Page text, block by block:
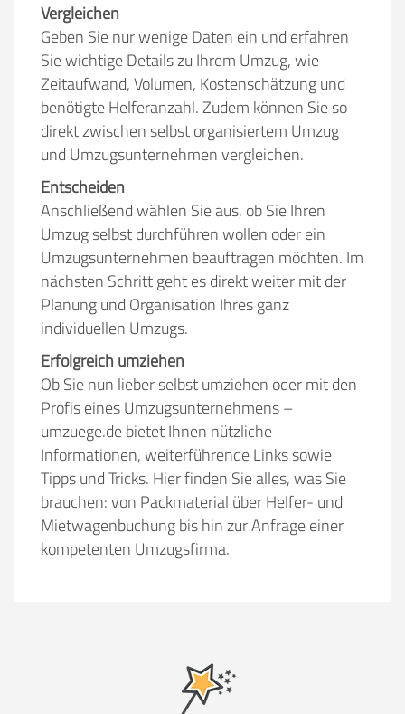
Vergleichen
Geben Sie nur wenige Daten ein und erfahren
Sie wichtige Details zu Ihrem Umzug, wie
Zeitaufwand, Volumen, Kostenschätzung und
benötigte Helferanzahl. Zudem können Sie so
direkt zwischen selbst organisiertem Umzug
und Umzugsunternehmen vergleichen.
Entscheiden
Anschließend wählen Sie aus, ob Sie Ihren
Umzug selbst durchführen wollen oder ein
Umzugsunternehmen beauftragen möchten. Im
nächsten Schritt geht es direkt weiter mit der
Planung und Organisation Ihres ganz
individuellen Umzugs.
Erfolgreich umziehen
Ob Sie nun lieber selbst umziehen oder mit den
Profis eines Umzugsunternehmens –
umzuege.de bietet Ihnen nützliche
Informationen, weiterführende Links sowie
Tipps und Tricks. Hier finden Sie alles, was Sie
brauchen: von Packmaterial über Helfer- und
Mietwagenbuchung bis hin zur Anfrage einer
kompetenten Umzugsfirma.